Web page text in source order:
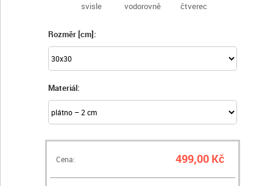
svisle vodorovně čtverec
Rozměr [cm]:
Materiál:
Cena: 499,00 Kč